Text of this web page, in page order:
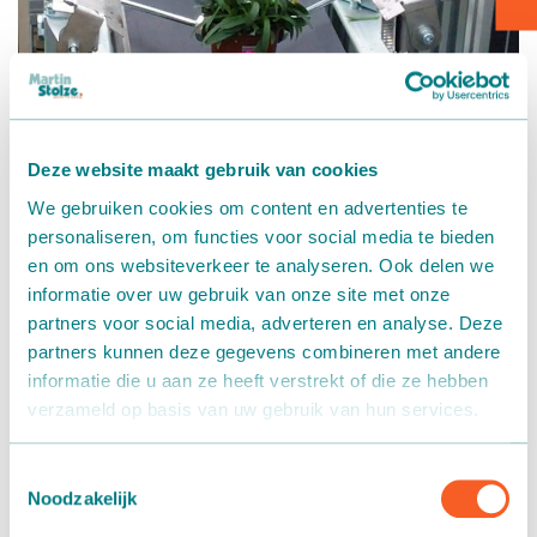
Deze website maakt gebruik van cookies
We gebruiken cookies om content en advertenties te
personaliseren, om functies voor social media te bieden
en om ons websiteverkeer te analyseren. Ook delen we
informatie over uw gebruik van onze site met onze
partners voor social media, adverteren en analyse. Deze
partners kunnen deze gegevens combineren met andere
informatie die u aan ze heeft verstrekt of die ze hebben
verzameld op basis van uw gebruik van hun services.
Noodzakelijk
Neu! EINSPRITZEINHEIT
29 January 2019
Sie suchen eine Möglichkeit Ihre Topfpflanzen kontrolliert
zu gießen oder Gel aufzutragen? Die patentierte
Spritzeinheit von Martin Stolze ermöglicht es, eine
Flüssigkeit in den Topf zu injizieren.
Diese Flüssigkeitszugabe verbessert die Haltbarkeit der
Pflanzen und verhindert eine vorzeitige Austrocknung
So funktioniert die Spritzeinheit:
Kartontransport
Verpacken - Einpacken - Sortieren
Zubehör